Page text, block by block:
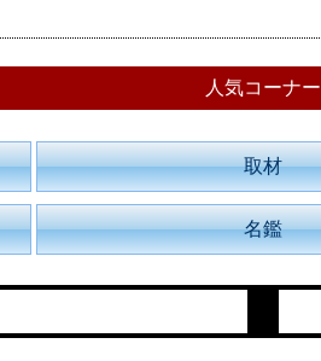
人気コーナー
取材
名鑑